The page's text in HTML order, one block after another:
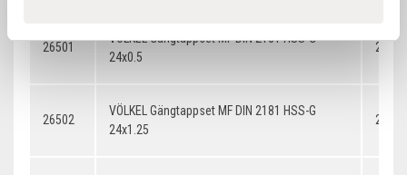
26501
VÖLKEL Gängtappset MF DIN 2181 HSS-G
24x0.5
26502
VÖLKEL Gängtappset MF DIN 2181 HSS-G
24x1.25